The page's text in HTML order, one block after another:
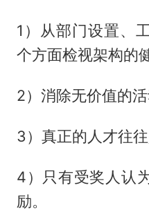
1）从部门设置、
个方面检视架构的
2）消除无价值的活
3）真正的人才往往
4）只有受奖人认
励。